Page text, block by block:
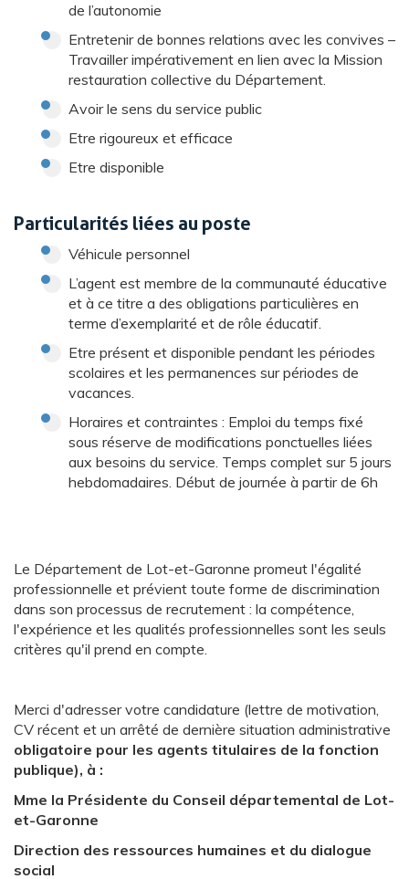
de l’autonomie
Entretenir de bonnes relations avec les convives –
Travailler impérativement en lien avec la Mission
restauration collective du Département.
Avoir le sens du service public
Etre rigoureux et efficace
Etre disponible
Particularités liées au poste
Véhicule personnel
L’agent est membre de la communauté éducative
et à ce titre a des obligations particulières en
terme d’exemplarité et de rôle éducatif.
Etre présent et disponible pendant les périodes
scolaires et les permanences sur périodes de
vacances.
Horaires et contraintes : Emploi du temps fixé
sous réserve de modifications ponctuelles liées
aux besoins du service. Temps complet sur 5 jours
hebdomadaires. Début de journée à partir de 6h
Le Département de Lot-et-Garonne promeut l'égalité
professionnelle et prévient toute forme de discrimination
dans son processus de recrutement : la compétence,
l'expérience et les qualités professionnelles sont les seuls
critères qu'il prend en compte.
Merci d'adresser votre candidature (lettre de motivation,
CV récent et un arrêté de dernière situation administrative
obligatoire pour les agents titulaires de la fonction
publique), à :
Mme la Présidente du Conseil départemental de Lot-
et-Garonne
Direction des ressources humaines et du dialogue
social